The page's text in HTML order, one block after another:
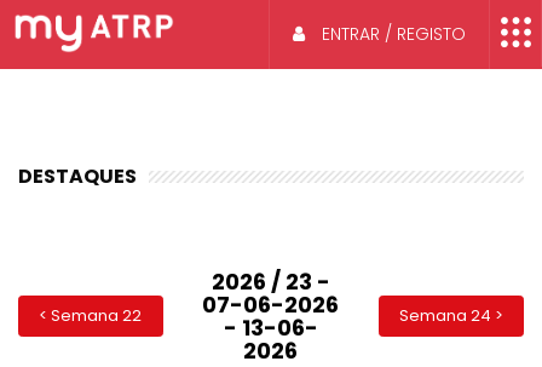
ENTRAR / REGISTO
DESTAQUES
< Semana 22
2026 / 23 -
07-06-2026
- 13-06-
2026
Semana 24 >